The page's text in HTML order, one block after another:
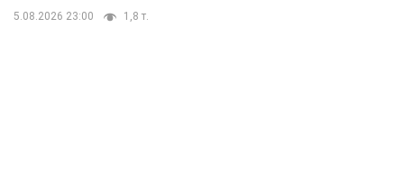
5.08.2026 23:00 1,8 т.